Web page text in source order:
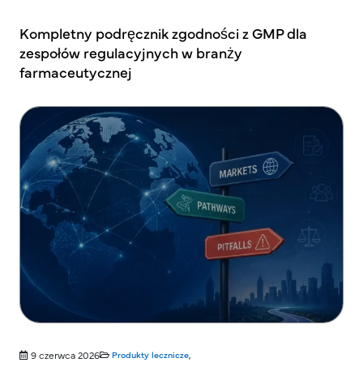
Kompletny podręcznik zgodności z GMP dla
zespołów regulacyjnych w branży
farmaceutycznej
9 czerwca 2026 Produkty lecznicze